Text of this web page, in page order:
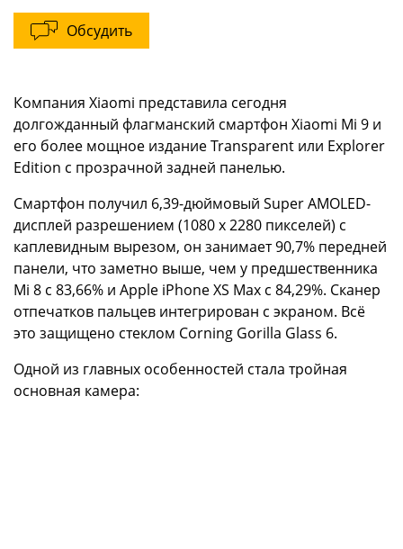
Обсудить
Компания Xiaomi представила сегодня
долгожданный флагманский смартфон Xiaomi Mi 9 и
его более мощное издание Transparent или Explorer
Edition с прозрачной задней панелью.
Смартфон получил 6,39-дюймовый Super AMOLED-
дисплей разрешением (1080 х 2280 пикселей) с
каплевидным вырезом, он занимает 90,7% передней
панели, что заметно выше, чем у предшественника
Mi 8 с 83,66% и Apple iPhone XS Max с 84,29%. Сканер
отпечатков пальцев интегрирован с экраном. Всё
это защищено стеклом Corning Gorilla Glass 6.
Одной из главных особенностей стала тройная
основная камера: